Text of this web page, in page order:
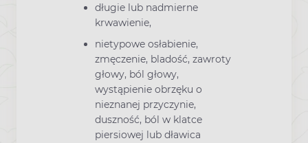
długie lub nadmierne
krwawienie,
nietypowe osłabienie,
zmęczenie, bladość, zawroty
głowy, ból głowy,
wystąpienie obrzęku o
nieznanej przyczynie,
duszność, ból w klatce
piersiowej lub dławica